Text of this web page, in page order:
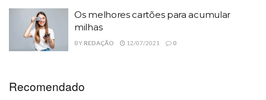
Os melhores cartões para acumular
milhas
BY REDAÇÃO 12/07/2021 0
Recomendado